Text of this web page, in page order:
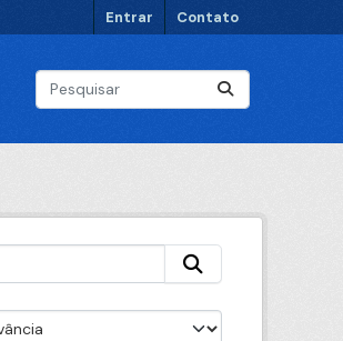
Entrar Contato